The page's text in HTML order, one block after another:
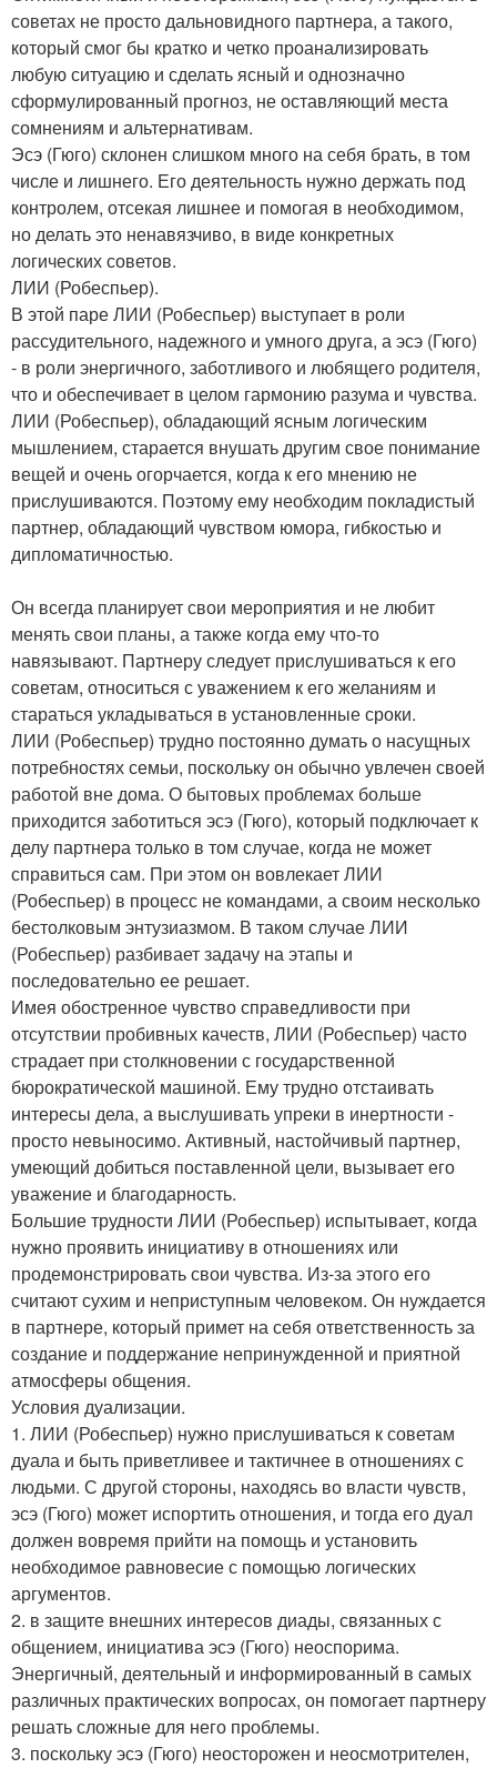
советах не просто дальновидного партнера, а такого,
который смог бы кратко и четко проанализировать
любую ситуацию и сделать ясный и однозначно
сформулированный прогноз, не оставляющий места
сомнениям и альтернативам.
Эсэ (Гюго) склонен слишком много на себя брать, в том
числе и лишнего. Его деятельность нужно держать под
контролем, отсекая лишнее и помогая в необходимом,
но делать это ненавязчиво, в виде конкретных
логических советов.
ЛИИ (Робеспьер).
В этой паре ЛИИ (Робеспьер) выступает в роли
рассудительного, надежного и умного друга, а эсэ (Гюго)
- в роли энергичного, заботливого и любящего родителя,
что и обеспечивает в целом гармонию разума и чувства.
ЛИИ (Робеспьер), обладающий ясным логическим
мышлением, старается внушать другим свое понимание
вещей и очень огорчается, когда к его мнению не
прислушиваются. Поэтому ему необходим покладистый
партнер, обладающий чувством юмора, гибкостью и
дипломатичностью.
Он всегда планирует свои мероприятия и не любит
менять свои планы, а также когда ему что-то
навязывают. Партнеру следует прислушиваться к его
советам, относиться с уважением к его желаниям и
стараться укладываться в установленные сроки.
ЛИИ (Робеспьер) трудно постоянно думать о насущных
потребностях семьи, поскольку он обычно увлечен своей
работой вне дома. О бытовых проблемах больше
приходится заботиться эсэ (Гюго), который подключает к
делу партнера только в том случае, когда не может
справиться сам. При этом он вовлекает ЛИИ
(Робеспьер) в процесс не командами, а своим несколько
бестолковым энтузиазмом. В таком случае ЛИИ
(Робеспьер) разбивает задачу на этапы и
последовательно ее решает.
Имея обостренное чувство справедливости при
отсутствии пробивных качеств, ЛИИ (Робеспьер) часто
страдает при столкновении с государственной
бюрократической машиной. Ему трудно отстаивать
интересы дела, а выслушивать упреки в инертности -
просто невыносимо. Активный, настойчивый партнер,
умеющий добиться поставленной цели, вызывает его
уважение и благодарность.
Большие трудности ЛИИ (Робеспьер) испытывает, когда
нужно проявить инициативу в отношениях или
продемонстрировать свои чувства. Из-за этого его
считают сухим и неприступным человеком. Он нуждается
в партнере, который примет на себя ответственность за
создание и поддержание непринужденной и приятной
атмосферы общения.
Условия дуализации.
1. ЛИИ (Робеспьер) нужно прислушиваться к советам
дуала и быть приветливее и тактичнее в отношениях с
людьми. С другой стороны, находясь во власти чувств,
эсэ (Гюго) может испортить отношения, и тогда его дуал
должен вовремя прийти на помощь и установить
необходимое равновесие с помощью логических
аргументов.
2. в защите внешних интересов диады, связанных с
общением, инициатива эсэ (Гюго) неоспорима.
Энергичный, деятельный и информированный в самых
различных практических вопросах, он помогает партнеру
решать сложные для него проблемы.
3. поскольку эсэ (Гюго) неосторожен и неосмотрителен,